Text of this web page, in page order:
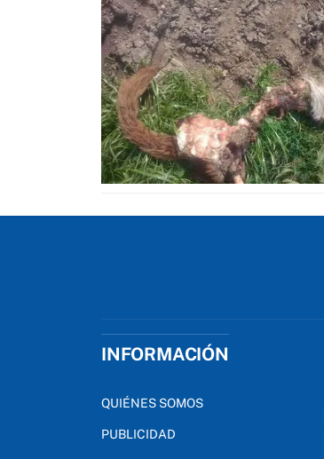
INFORMACIÓN
QUIÉNES SOMOS
PUBLICIDAD